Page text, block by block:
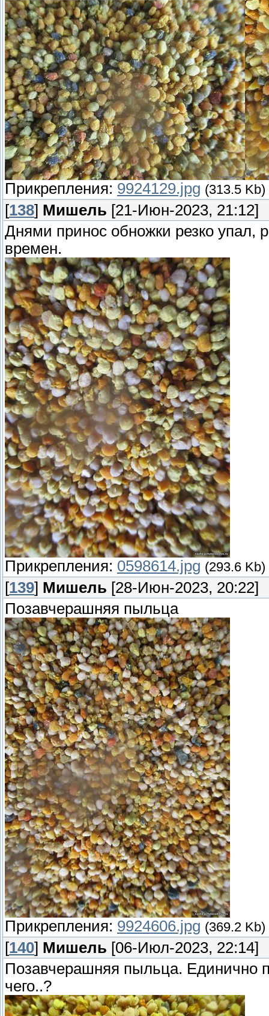
Прикрепления: 9924129.jpg (313.5 Kb)
[138] Мишель [21-Июн-2023, 21:12]
Днями принос обножки резко упал,
времен.
Прикрепления: 0598614.jpg (293.6 Kb)
[139] Мишель [28-Июн-2023, 20:22]
Позавчерашняя пыльца
Прикрепления: 9924606.jpg (369.2 Kb)
[140] Мишель [06-Июл-2023, 22:14]
Позавчерашняя пыльца. Единично
чего..?